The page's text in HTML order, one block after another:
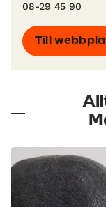
08-29 45 90
Till